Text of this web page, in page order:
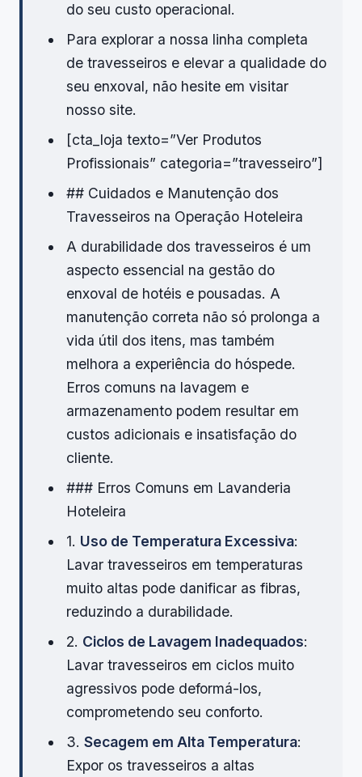
do seu custo operacional.
Para explorar a nossa linha completa
de travesseiros e elevar a qualidade do
seu enxoval, não hesite em visitar
nosso site.
[cta_loja texto=”Ver Produtos
Profissionais” categoria=”travesseiro”]
## Cuidados e Manutenção dos
Travesseiros na Operação Hoteleira
A durabilidade dos travesseiros é um
aspecto essencial na gestão do
enxoval de hotéis e pousadas. A
manutenção correta não só prolonga a
vida útil dos itens, mas também
melhora a experiência do hóspede.
Erros comuns na lavagem e
armazenamento podem resultar em
custos adicionais e insatisfação do
cliente.
### Erros Comuns em Lavanderia
Hoteleira
1. Uso de Temperatura Excessiva:
Lavar travesseiros em temperaturas
muito altas pode danificar as fibras,
reduzindo a durabilidade.
2. Ciclos de Lavagem Inadequados:
Lavar travesseiros em ciclos muito
agressivos pode deformá-los,
comprometendo seu conforto.
3. Secagem em Alta Temperatura:
Expor os travesseiros a altas